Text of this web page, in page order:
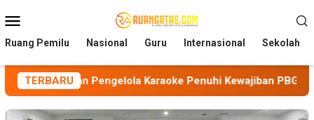
ke
kontenMobile
Ruang Pemilu Nasional Guru Internasional Sekolah
TERBARU
Pengelola Karaoke Penuhi Kewajiban PBG dan SLF